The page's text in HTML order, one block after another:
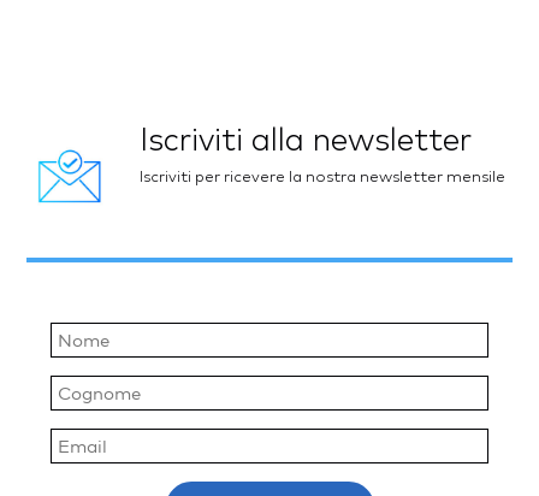
Iscriviti alla newsletter
Iscriviti per ricevere la nostra newsletter mensile